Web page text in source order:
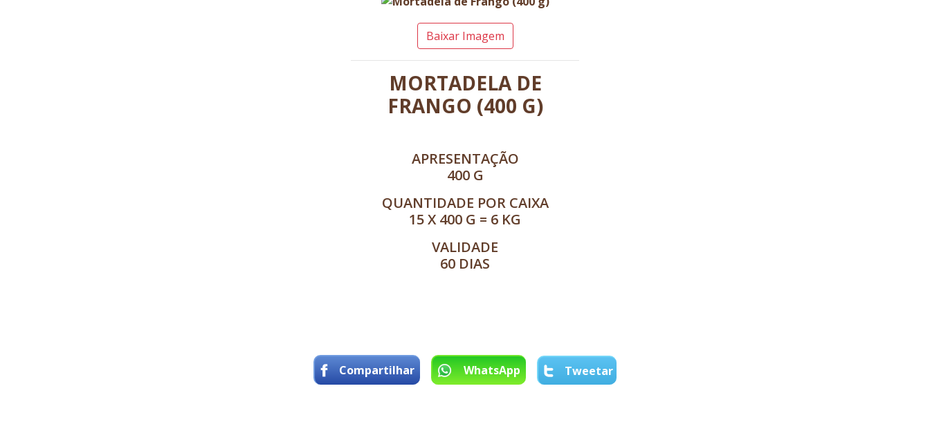
Baixar Imagem
MORTADELA DE
FRANGO (400 G)
APRESENTAÇÃO
400 G
QUANTIDADE POR CAIXA
15 X 400 G = 6 KG
VALIDADE
60 DIAS
Compartilhar WhatsApp Tweetar